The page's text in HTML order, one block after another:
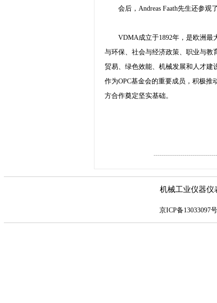
会后，Andreas Faath先生还参
VDMA成立于1892年，是欧洲
与环保、社会与经济政策、职业与教
贸易、绿色效能、机械发展和人才建
作为OPC基金会的重要成员，积极
方合作奠定坚实基础。